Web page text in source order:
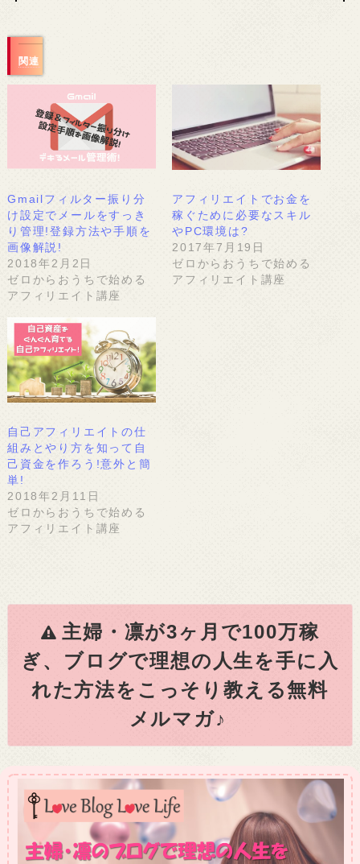
関連
Gmailフィルター振り分
け設定でメールをすっき
り管理!登録方法や手順を
画像解説!
2018年2月2日
ゼロからおうちで始める
アフィリエイト講座
アフィリエイトでお金を
稼ぐために必要なスキル
やPC環境は?
2017年7月19日
ゼロからおうちで始める
アフィリエイト講座
自己アフィリエイトの仕
組みとやり方を知って自
己資金を作ろう!意外と簡
単!
2018年2月11日
ゼロからおうちで始める
アフィリエイト講座
主婦・凛が3ヶ月で100万稼
ぎ、ブログで理想の人生を手に入
れた方法をこっそり教える無料
メルマガ♪